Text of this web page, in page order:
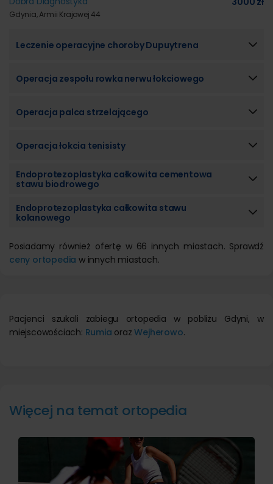
Gdynia, Armii Krajowej 44
Leczenie operacyjne choroby Dupuytrena
Operacja zespołu rowka nerwu łokciowego
Operacja palca strzelającego
Operacja łokcia tenisisty
Endoprotezoplastyka całkowita cementowa
stawu biodrowego
Endoprotezoplastyka całkowita stawu
kolanowego
Posiadamy również ofertę w 66 innych miastach. Sprawdź
ceny ortopedia w innych miastach.
Pacjenci szukali zabiegu ortopedia w pobliżu Gdyni, w
miejscowościach: Rumia orazWejherowo.
Więcej na temat ortopedia